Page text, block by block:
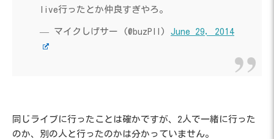
live行ったとか仲良すぎやろ。
— マイクしげサー (@buzPII) June 29, 2014
同じライブに行ったことは確かですが、2人で一緒に行った
のか、別の人と行ったのかは分かっていません。